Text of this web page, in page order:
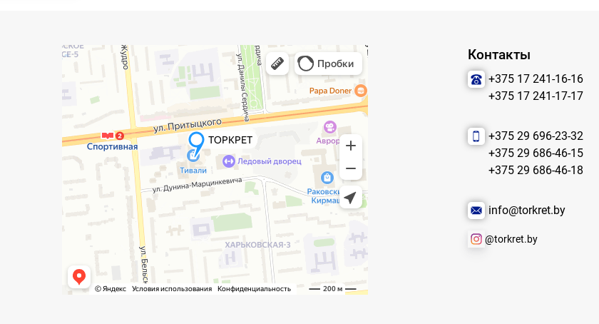
Контакты
+375 17 241-16-16
+375 17 241-17-17
+375 29 696-23-32
+375 29 686-46-15
+375 29 686-46-18
info@torkret.by
@torkret.by